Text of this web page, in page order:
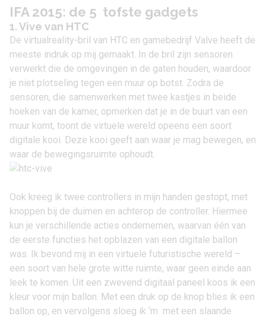
IFA 2015: de 5 tofste gadgets
1. Vive van HTC
De virtualreality-bril van HTC en gamebedrijf Valve heeft de
meeste indruk op mij gemaakt. In de bril zijn sensoren
verwerkt die de omgevingen in de gaten houden, waardoor
je niet plotseling tegen een muur op botst. Zodra de
sensoren, die samenwerken met twee kastjes in beide
hoeken van de kamer, opmerken dat je in de buurt van een
muur komt, toont de virtuele wereld opeens een soort
digitale kooi. Deze kooi geeft aan waar je mag bewegen, en
waar de bewegingsruimte ophoudt.
Ook kreeg ik twee controllers in mijn handen gestopt, met
knoppen bij de duimen en achterop de controller. Hiermee
kun je verschillende acties ondernemen, waarvan één van
de eerste functies het opblazen van een digitale ballon
was. Ik bevond mij in een virtuele futuristische wereld –
een soort van hele grote witte ruimte, waar geen einde aan
leek te komen. Uit een zwevend digitaal paneel koos ik een
kleur voor mijn ballon. Met een druk op de knop blies ik een
ballon op, en vervolgens sloeg ik ‘m met een slaande